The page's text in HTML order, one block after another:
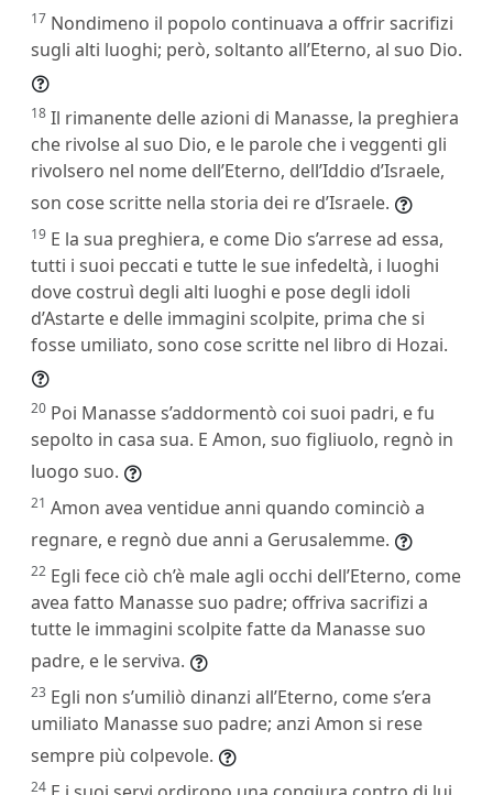
17 Nondimeno il popolo continuava a offrir sacrifizi
sugli alti luoghi; però, soltanto all’Eterno, al suo Dio.
18 Il rimanente delle azioni di Manasse, la preghiera
che rivolse al suo Dio, e le parole che i veggenti gli
rivolsero nel nome dell’Eterno, dell’Iddio d’Israele,
son cose scritte nella storia dei re d’Israele.
19 E la sua preghiera, e come Dio s’arrese ad essa,
tutti i suoi peccati e tutte le sue infedeltà, i luoghi
dove costruì degli alti luoghi e pose degli idoli
d’Astarte e delle immagini scolpite, prima che si
fosse umiliato, sono cose scritte nel libro di Hozai.
20 Poi Manasse s’addormentò coi suoi padri, e fu
sepolto in casa sua. E Amon, suo figliuolo, regnò in
luogo suo.
21 Amon avea ventidue anni quando cominciò a
regnare, e regnò due anni a Gerusalemme.
22 Egli fece ciò ch’è male agli occhi dell’Eterno, come
avea fatto Manasse suo padre; offriva sacrifizi a
tutte le immagini scolpite fatte da Manasse suo
padre, e le serviva.
23 Egli non s’umiliò dinanzi all’Eterno, come s’era
umiliato Manasse suo padre; anzi Amon si rese
sempre più colpevole.
24